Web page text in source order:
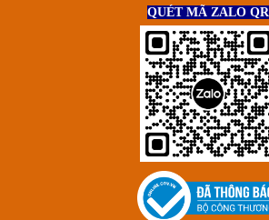
QUÉT MÃ ZALO QR